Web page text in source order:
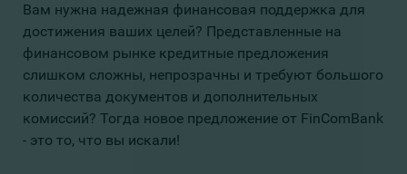
Вам нужна надежная финансовая поддержка для
достижения ваших целей? Представленные на
финансовом рынке кредитные предложения
слишком сложны, непрозрачны и требуют большого
количества документов и дополнительных
комиссий? Тогда новое предложение от FinComBank
- это то, что вы искали!